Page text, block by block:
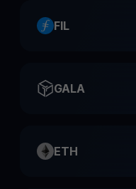
FIL
GALA
ETH